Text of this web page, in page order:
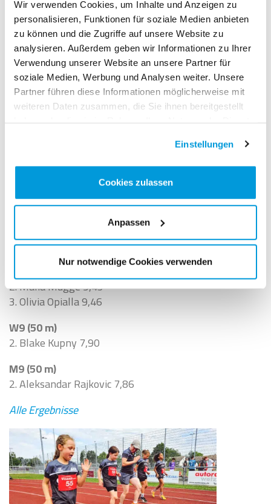
Wir verwenden Cookies, um Inhalte und Anzeigen zu
personalisieren, Funktionen für soziale Medien anbieten
zu können und die Zugriffe auf unsere Website zu
analysieren. Außerdem geben wir Informationen zu Ihrer
Verwendung unserer Website an unsere Partner für
soziale Medien, Werbung und Analysen weiter. Unsere
Partner führen diese Informationen möglicherweise mit
weiteren Daten zusammen, die Sie ihnen bereitgestellt
Einstellungen
Cookies zulassen
Anpassen
Nur notwendige Cookies verwenden
3. Forqan Hashemi 10,11
W13 (60 m)
2. Naroa Márquez 8,05
M13 (60 m)
2. Kiyan Ledergerber 7,99
3. Abraham Mahendra 8,01
1. Sophia Victoria Mathis 8,49
3. Ema Sanjic 8,89
1. Yannis Baumann 8,62
W10 (60 m)
2. Malia Mügge 9,45
3. Olivia Opialla 9,46
W9 (50 m)
2. Blake Kupny 7,90
M9 (50 m)
2. Aleksandar Rajkovic 7,86
Alle Ergebnisse